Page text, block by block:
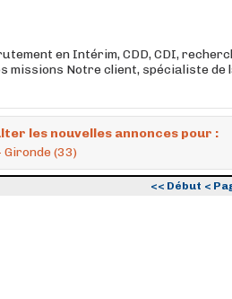
en Intérim, CDD, CDI,
missions Notre client, spécialiste de
les nouvelles annonces pour :
(33)
<< Début <